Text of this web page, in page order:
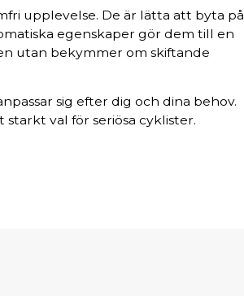
upplevelse. De är lätta att byta på
egenskaper gör dem till en
utan bekymmer om skiftande
sig efter dig och dina behov.
val för seriösa cyklister.